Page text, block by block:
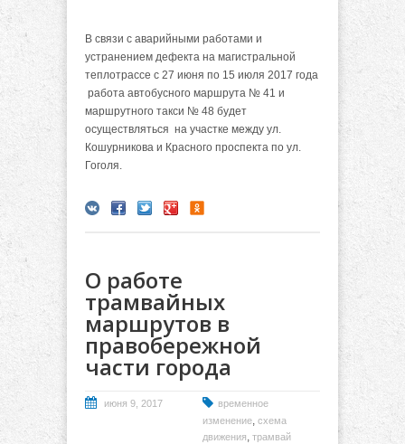
В связи с аварийными работами и
устранением дефекта на магистральной
теплотрассе с 27 июня по 15 июля 2017 года
работа автобусного маршрута № 41 и
маршрутного такси № 48 будет
осуществляться на участке между ул.
Кошурникова и Красного проспекта по ул.
Гоголя.
О работе
трамвайных
маршрутов в
правобережной
части города
июня 9, 2017
временное
изменение, схема
движения, трамвай